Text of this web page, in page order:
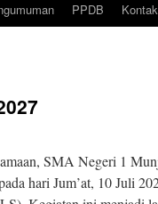
PPDB
SMA Negeri 1
hari Jum’at, 10 Juli